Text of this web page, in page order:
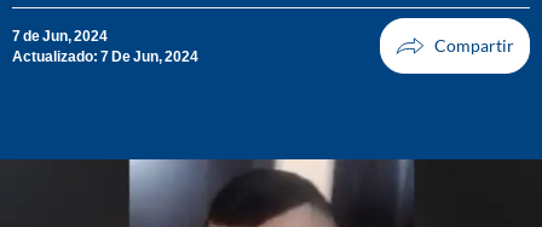
7 de Jun, 2024
Actualizado: 7 De Jun, 2024